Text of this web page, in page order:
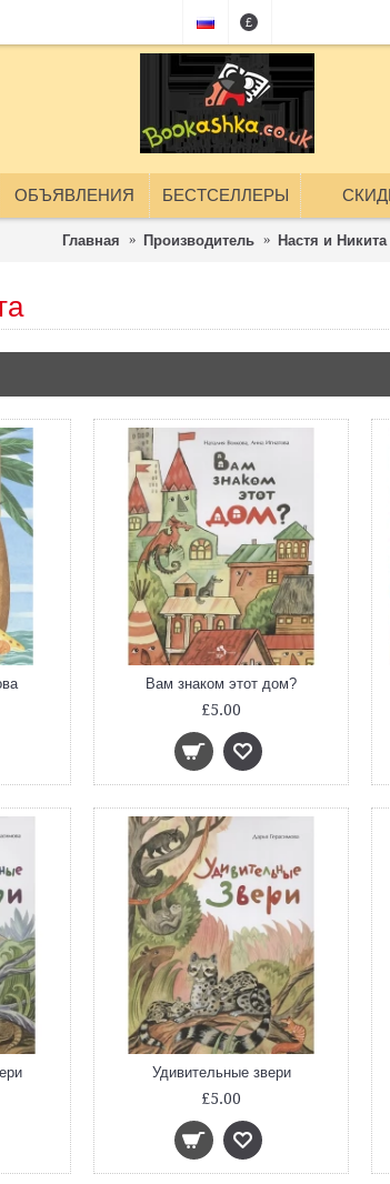
£
ОБЪЯВЛЕНИЯ БЕСТСЕЛЛЕРЫ
Главная Производитель Настя и Никита
Вам знаком этот дом?
£5.00
Удивительные звери
£5.00